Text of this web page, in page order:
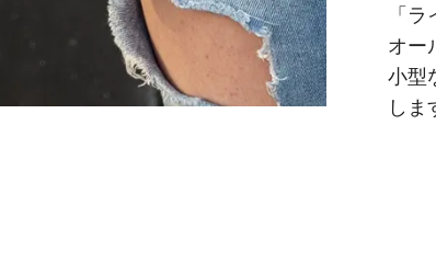
「
オー
小型
しま